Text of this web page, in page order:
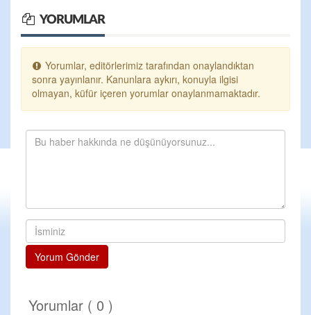
YORUMLAR
Yorumlar, editörlerimiz tarafından onaylandıktan
sonra yayınlanır. Kanunlara aykırı, konuyla ilgisi
olmayan, küfür içeren yorumlar onaylanmamaktadır.
Yorum Gönder
Yorumlar ( 0 )